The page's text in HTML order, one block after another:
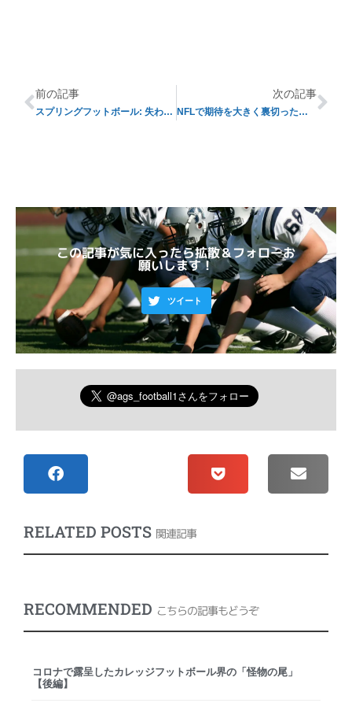
前の記事
スプリングフットボール: 失われた伝統
次の記事
NFLで期待を大きく裏切った「ドラフトバスト」たち①
この記事が気に入ったら拡散＆フォローお
願いします！
ツイート
RELATED POSTS 関連記事
RECOMMENDED こちらの記事もどうぞ
コロナで露呈したカレッジフットボール界の「怪物の尾」
【後編】